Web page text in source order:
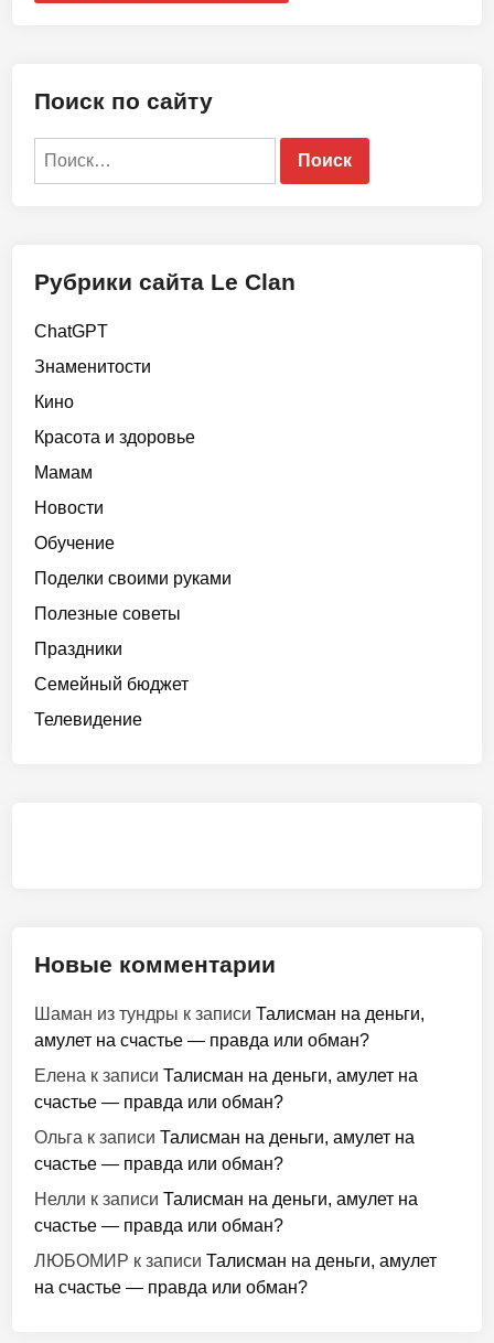
Поиск по сайту
Найти:
Рубрики сайта Le Clan
ChatGPT
Знаменитости
Кино
Красота и здоровье
Мамам
Новости
Обучение
Поделки своими руками
Полезные советы
Праздники
Семейный бюджет
Телевидение
Новые комментарии
Шаман из тундры к записиТалисман на деньги,
амулет на счастье — правда или обман?
Елена к записиТалисман на деньги, амулет на
счастье — правда или обман?
Ольга к записиТалисман на деньги, амулет на
счастье — правда или обман?
Нелли к записиТалисман на деньги, амулет на
счастье — правда или обман?
ЛЮБОМИР к записиТалисман на деньги, амулет
на счастье — правда или обман?